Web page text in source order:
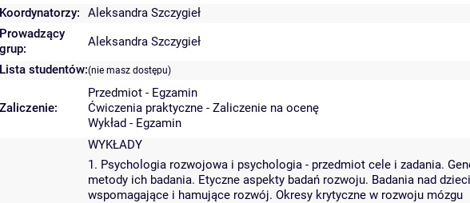
Koordynatorzy:
Aleksandra Szczygieł
Prowadzący
grup:
Aleksandra Szczygieł
Lista studentów:(nie masz dostępu)
Zaliczenie:
Przedmiot - Egzamin
Ćwiczenia praktyczne - Zaliczenie na ocenę
Wykład - Egzamin
WYKŁADY
1. Psychologia rozwojowa i psychologia - przedmiot cele i zadania.
metody ich badania. Etyczne aspekty badań rozwoju. Badania nad
wspomagające i hamujące rozwój. Okresy krytyczne w rozwoju mózgu